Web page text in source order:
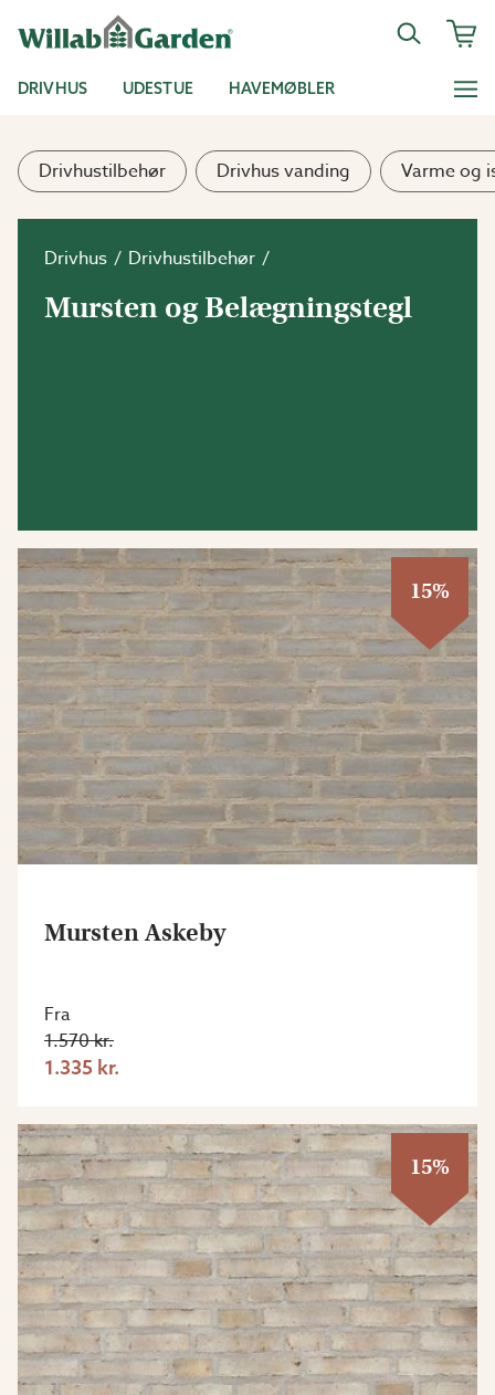
DRIVHUS UDESTUE HAVEMØBLER
Drivhustilbehør Drivhus vanding Varme og
Drivhus Drivhustilbehør
Mursten og Belægningstegl
15%
Mursten Askeby
Fra
1.570 kr.
1.335 kr.
15%